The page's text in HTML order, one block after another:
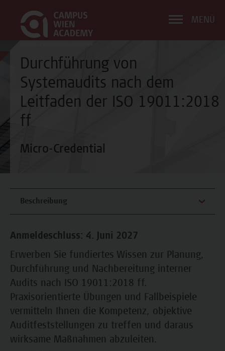
MENÜ
Durchführung von
Systemaudits nach dem
Leitfaden der ISO 19011:2018
ff
Micro-Credential
Beschreibung
Anmeldeschluss: 4. Juni 2027
Erwerben Sie fundiertes Wissen zur Planung,
Durchführung und Nachbereitung interner
Audits nach ISO 19011:2018 ff.
Praxisorientierte Übungen und Fallbeispiele
vermitteln Ihnen die Kompetenz, objektive
Auditfeststellungen zu treffen und daraus
wirksame Maßnahmen abzuleiten.